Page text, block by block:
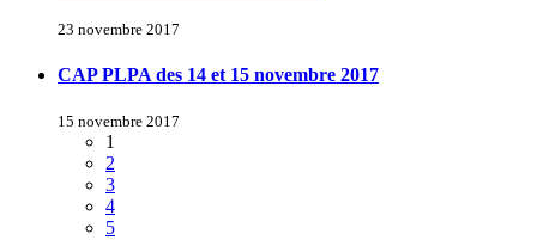
23 novembre 2017
CAP PLPA des 14 et 15 novembre 2017
15 novembre 2017
1
2
3
4
5